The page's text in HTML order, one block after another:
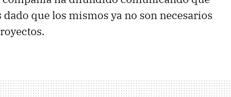
dado que los mismos ya no son necesarios